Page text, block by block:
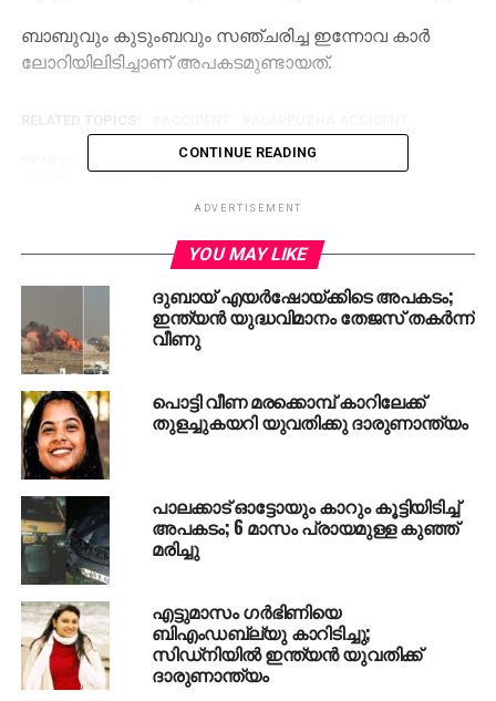
ബാബുവും കുടുംബവും സഞ്ചരിച്ച ഇന്നോവ കാര്‍
ലോറിയിലിടിച്ചാണ് അപകടമുണ്ടായത്.
അഞ്ചാം ക്ലാസ് വിദ്യാര്‍ത്ഥിനിയെ
സഹപാഠികള്‍ പീഡിപ്പിച്ചു; മണ്ണെണ്ണ ഒഴിച്ച്
കത്തിച്ചു കൊലപ്പെടുത്തി
CONTINUE READING
ADVERTISEMENT
YOU MAY LIKE
ദുബായ് എയര്‍ഷോയ്ക്കിടെ അപകടം;
ഇന്ത്യന്‍ യുദ്ധവിമാനം തേജസ് തകര്‍ന്ന്
വീണു
പൊട്ടി വീണ മരക്കൊമ്പ് കാറിലേക്ക്
തുളച്ചുകയറി യുവതിക്കു ദാരുണാന്ത്യം
പാലക്കാട് ഓട്ടോയും കാറും കൂട്ടിയിടിച്ച്
അപകടം; 6 മാസം പ്രായമുള്ള കുഞ്ഞ്
മരിച്ചു
എട്ടുമാസം ഗര്‍ഭിണിയെ
ബിഎംഡബ്ല്യു കാറിടിച്ചു;
സിഡ്‌നിയില്‍ ഇന്ത്യന്‍ യുവതിക്ക്
ദാരുണാന്ത്യം